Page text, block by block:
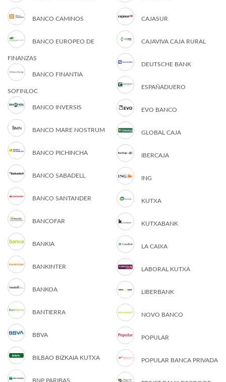
BANCO CAMINOS
BANCO EUROPEO DE
FINANZAS
BANCO FINANTIA
SOFINLOC
BANCO INVERSIS
BANCO MARE NOSTRUM
BANCO PICHINCHA
BANCO SABADELL
BANCO SANTANDER
BANCOFAR
BANKIA
BANKINTER
BANKOA
BANTIERRA
BBVA
BILBAO BIZKAIA KUTXA
BNP PARIBAS
CAJASUR
CAJAVIVA CAJA RURAL
DEUTSCHE BANK
ESPAÑADUERO
EVO BANCO
GLOBAL CAJA
IBERCAJA
ING
KUTXA
KUTXABANK
LA CAIXA
LABORAL KUTXA
LIBERBANK
NOVO BANCO
POPULAR
POPULAR BANCA PRIVADA